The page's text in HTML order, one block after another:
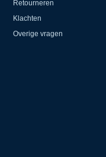
Retourneren
Klachten
Overige vragen